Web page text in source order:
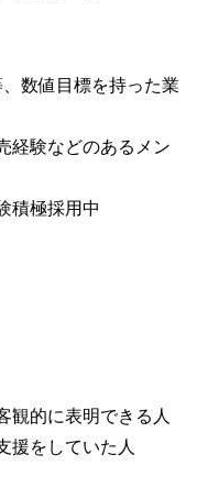
数値目標を持った業
経験などのあるメン
積極採用中
観的に表明できる人
援をしていた人